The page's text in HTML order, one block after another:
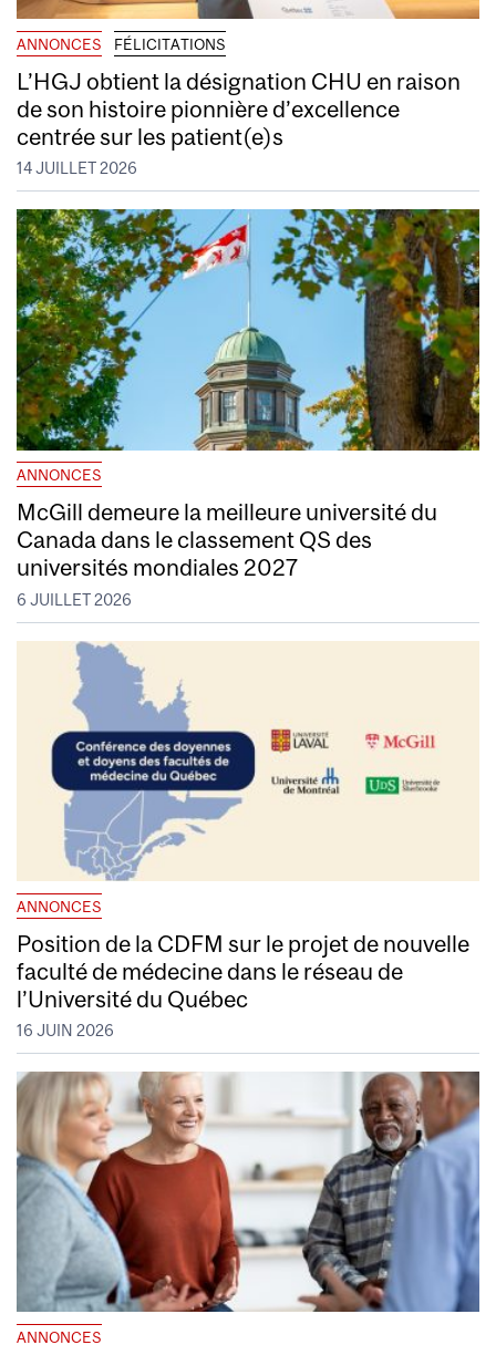
ANNONCES FÉLICITATIONS
L’HGJ obtient la désignation CHU en raison
de son histoire pionnière d’excellence
centrée sur les patient(e)s
14 JUILLET 2026
ANNONCES
McGill demeure la meilleure université du
Canada dans le classement QS des
universités mondiales 2027
6 JUILLET 2026
ANNONCES
Position de la CDFM sur le projet de nouvelle
faculté de médecine dans le réseau de
l’Université du Québec
16 JUIN 2026
ANNONCES